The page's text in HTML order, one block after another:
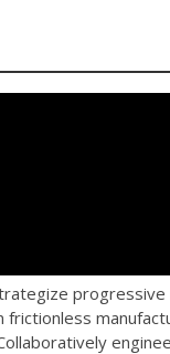
progressive
frictionless